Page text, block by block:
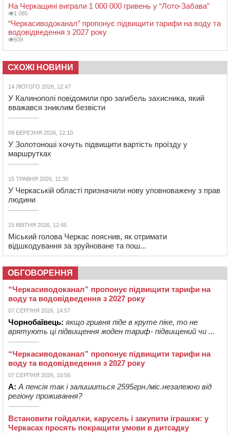
На Черкащині виграли 1 000 000 гривень у “Лото-Забава”
1 085
“Черкасиводоканал” пропонує підвищити тарифи на воду та
водовідведення з 2027 року
939
СХОЖІ НОВИНИ
14 ЛЮТОГО 2026, 12:47
У Калинополі повідомили про загибель захисника, який
вважався зниклим безвісти
09 БЕРЕЗНЯ 2026, 12:10
У Золотоноші хочуть підвищити вартість проїзду у
маршрутках
15 ТРАВНЯ 2026, 11:30
У Черкаській області призначили нову уповноважену з прав
людини
15 КВІТНЯ 2026, 12:45
Міський голова Черкас пояснив, як отримати
відшкодування за зруйноване та пош...
ОБГОВОРЕННЯ
“Черкасиводоканал” пропонує підвищити тарифи на
воду та водовідведення з 2027 року
07 СЕРПНЯ 2026, 14:57
Чорнобаївець: якщо гривня піде в круте піке, то не
врятують ці підвищення жоден тариф- підвищений чи ...
“Черкасиводоканал” пропонує підвищити тарифи на
воду та водовідведення з 2027 року
07 СЕРПНЯ 2026, 10:56
А: А пенсія так і залишиться 2595грн./міс.незалежно від
регіону проживання?
Встановити гойдалки, карусель і закупити іграшки: у
Черкасах просять покращити умови в дитсадку